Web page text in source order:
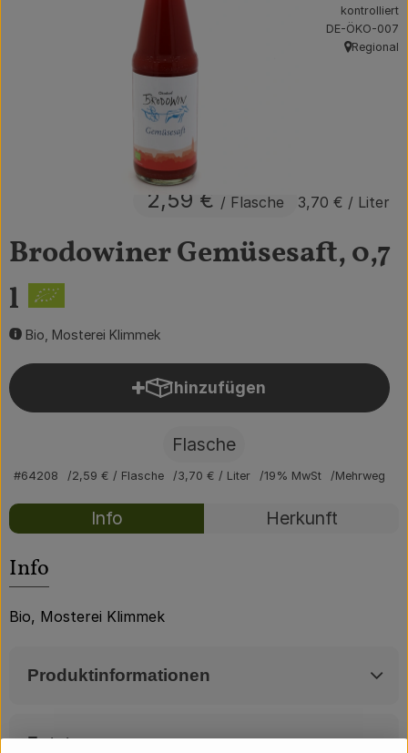
Süßes & Salziges
Der Betrieb
Brodowin besuchen
Über uns
Brodowiner Gemüsesaft, 0,7
l
Bio, Mosterei Klimmek
2,59 € / Flasche 3,70 € / Liter
kontrolliert
, Kontrollstelle:
DE-ÖKO-007
, Herkunft:
Regional
hinzufügen
Produkt zum Warenkorb
Flasche
#64208 2,59 € / Flasche 3,70 € / Liter 19% MwSt Mehrweg
Rezepte
Info Herkunft
Info
Bio, Mosterei Klimmek
Produktinformationen
Zutaten